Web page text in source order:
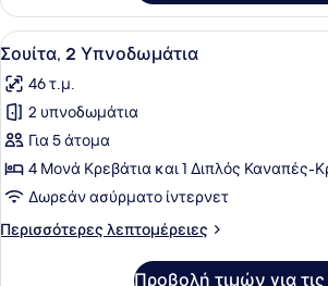
1
Υπνοδωμάτιο
Προβολή
όλων
των
φωτογραφιών
για
Σουίτα,
2
Υπνοδωμάτια
Ένα
7
Σουίτα, 2 Υπνοδωμάτια
46 τ.μ.
2 υπνοδωμάτια
Για 5 άτομα
4 Μονά Κρεβάτια και 1 Διπλός Καναπές-
Δωρεάν ασύρματο ίντερνετ
Περισσότερες λεπτομέρειες
Περισσότερες
Προβολή τιμών για